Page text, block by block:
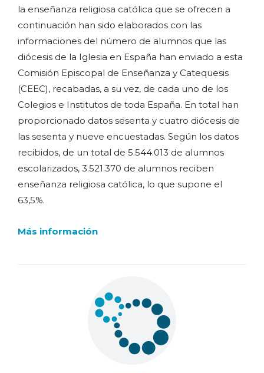
la enseñanza religiosa católica que se ofrecen a
continuación han sido elaborados con las
informaciones del número de alumnos que las
diócesis de la Iglesia en España han enviado a esta
Comisión Episcopal de Enseñanza y Catequesis
(CEEC), recabadas, a su vez, de cada uno de los
Colegios e Institutos de toda España. En total han
proporcionado datos sesenta y cuatro diócesis de
las sesenta y nueve encuestadas. Según los datos
recibidos, de un total de 5.544.013 de alumnos
escolarizados, 3.521.370 de alumnos reciben
enseñanza religiosa católica, lo que supone el
63,5%.
Más información